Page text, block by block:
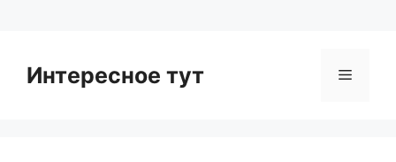
Интересное тут Menu